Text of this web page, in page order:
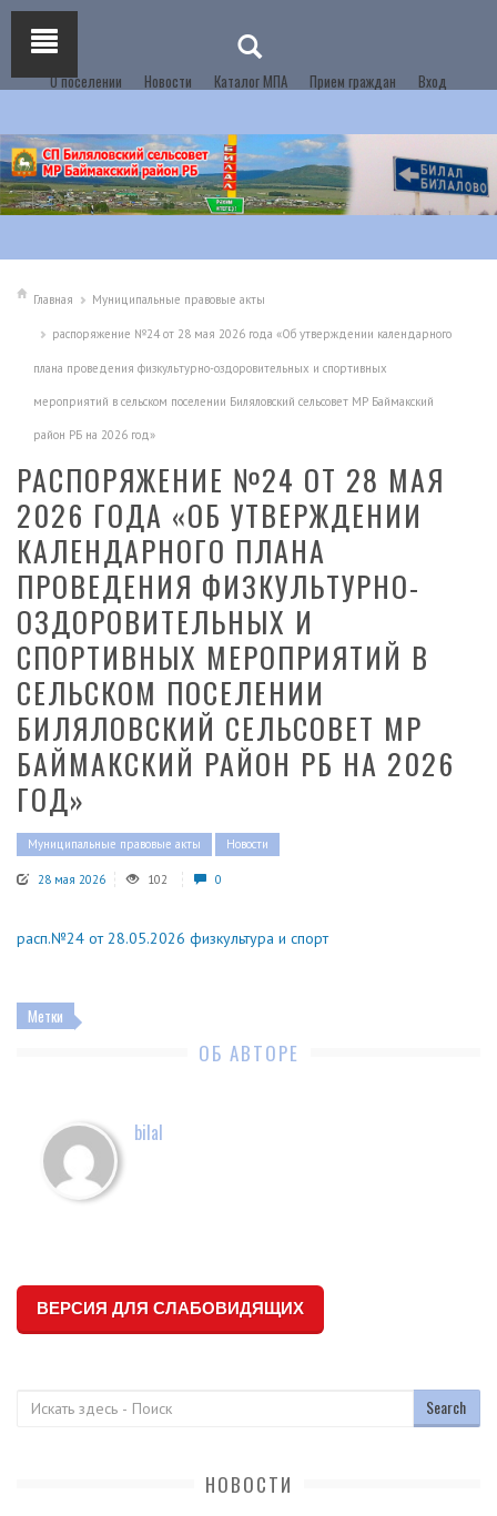
О поселении Новости Каталог МПА Прием граждан Вход
Главная Муниципальные правовые акты
распоряжение №24 от 28 мая 2026 года «Об утверждении календарного
плана проведения физкультурно-оздоровительных и спортивных
мероприятий в сельском поселении Биляловский сельсовет МР Баймакский
район РБ на 2026 год»
РАСПОРЯЖЕНИЕ №24 ОТ 28 МАЯ
2026 ГОДА «ОБ УТВЕРЖДЕНИИ
КАЛЕНДАРНОГО ПЛАНА
ПРОВЕДЕНИЯ ФИЗКУЛЬТУРНО-
ОЗДОРОВИТЕЛЬНЫХ И
СПОРТИВНЫХ МЕРОПРИЯТИЙ В
СЕЛЬСКОМ ПОСЕЛЕНИИ
БИЛЯЛОВСКИЙ СЕЛЬСОВЕТ МР
БАЙМАКСКИЙ РАЙОН РБ НА 2026
ГОД»
Муниципальные правовые акты Новости
28 мая 2026 102 0
расп.№24 от 28.05.2026 физкультура и спорт
Метки
ОБ АВТОРЕ
bilal
ВЕРСИЯ ДЛЯ СЛАБОВИДЯЩИХ
НОВОСТИ